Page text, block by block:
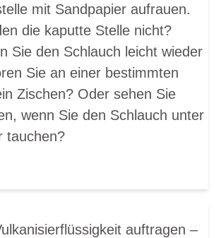
mit Sandpapier aufrauen.
die kaputte Stelle nicht?
Sie den Schlauch leicht wieder
Sie an einer bestimmten
Zischen? Oder sehen Sie
wenn Sie den Schlauch unter
tauchen?
auftragen –